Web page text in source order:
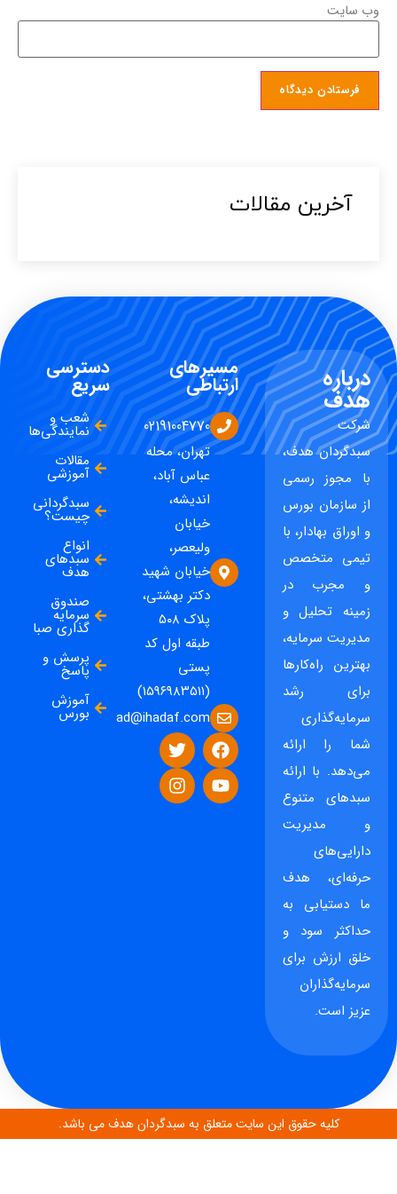
وب‌ سایت
آخرین مقالات​
درباره
هدف
شرکت
سبدگردان هدف،
با مجوز رسمی
از سازمان بورس
و اوراق بهادار، با
تیمی متخصص
و مجرب در
زمینه تحلیل و
مدیریت سرمایه،
بهترین راه‌کارها
برای رشد
سرمایه‌گذاری
شما را ارائه
می‌دهد. با ارائه
سبدهای متنوع
و مدیریت
دارایی‌های
حرفه‌ای، هدف
ما دستیابی به
حداکثر سود و
خلق ارزش برای
سرمایه‌گذاران
عزیز است.
مسیرهای
ارتباطی
02191004770
تهران، محله
عباس آباد،
اندیشه،
خیابان
ولیعصر،
خیابان شهید
دکتر بهشتی،
پلاک ۵۰۸
طبقه اول کد
پستی
ad@ihadaf.com
دسترسی
سریع
شعب و
نمایندگی‌ها
مقالات
آموزشی
سبدگردانی
چیست؟
انواع
سبدهای
هدف
صندوق
سرمایه
گذاری صبا
پرسش و
پاسخ
آموزش
بورس
کلیه حقوق این سایت متعلق به سبدگردان هدف می باشد.